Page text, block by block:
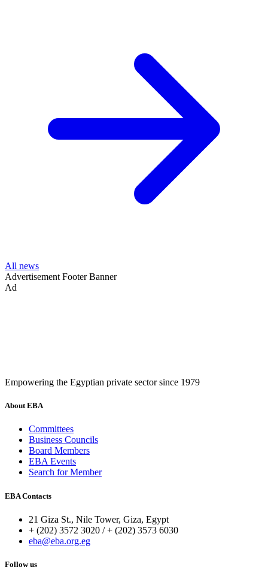
All news
Advertisement Footer Banner
Ad
Empowering the Egyptian private sector since 1979
About EBA
Committees
Business Councils
Board Members
EBA Events
Search for Member
EBA Contacts
21 Giza St., Nile Tower, Giza, Egypt
+ (202) 3572 3020 / + (202) 3573 6030
eba@eba.org.eg
Follow us